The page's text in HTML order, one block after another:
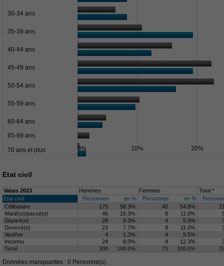
30-34 ans
35-39 ans
40-44 ans
45-49 ans
50-54 ans
55-59 ans
60-64 ans
65-69 ans
70 ans et plus 0% 10% 20%
Etat civil
Valais 2023 Hommes Femmes
Total *
Etat civil
Personnes en % Personnes en %
Célibataire
175 58.3% 40 54.8%
Marié(e)/pacsé(e)
46 15.3% 8 11.0%
Séparé(e)
28 9.3% 4 5.5%
Divorcé(e)
23 7.7% 8 11.0%
Veuf/ve
4 1.3% 4
5.5%
Inconnu
24 8.0% 9 12.3%
Total
300 100.0% 73 100.0%
Données manquantes : 0 Personne(s).